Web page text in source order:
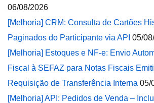
06/08/2026
[Melhoria] CRM: Consulta de Cartões
Paginados do Participante via API 05/
[Melhoria] Estoques e NF-e: Envio
Fiscal à SEFAZ para Notas Fiscais
Requisição de Transferência Interna 05/
[Melhoria] API: Pedidos de Venda –